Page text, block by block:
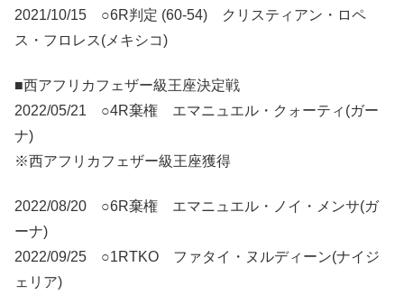
2021/10/15 ○6R判定 (60-54) クリスティアン・ロペ
ス・フロレス(メキシコ)
■西アフリカフェザー級王座決定戦
2022/05/21 ○4R棄権 エマニュエル・クォーティ(ガー
ナ)
※西アフリカフェザー級王座獲得
2022/08/20 ○6R棄権 エマニュエル・ノイ・メンサ(ガ
ーナ)
2022/09/25 ○1RTKO ファタイ・ヌルディーン(ナイジ
ェリア)